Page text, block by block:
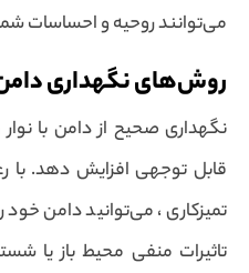
می‌توانند روحیه و احساسات
روش‌های نگهداری
نگهداری صحیح از دامن با
قابل توجهی افزایش دهد. با
تمیزکاری ، می‌توانید دامن خود
تاثیرات منفی محیط باز یا